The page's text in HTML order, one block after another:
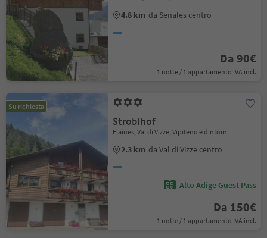
4.8 km da Senales centro
Da 90€
1 notte / 1 appartamento IVA incl.
Su richiesta
Stroblhof
Flaines, Val di Vizze, Vipiteno e dintorni
2.3 km da Val di Vizze centro
Alto Adige Guest Pass
Da 150€
1 notte / 1 appartamento IVA incl.